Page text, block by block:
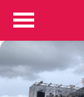
Colombia
Judicial
Deportes